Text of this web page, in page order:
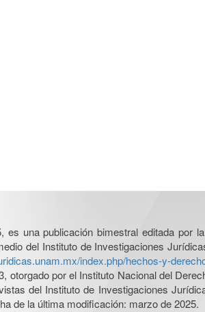
una publicación bimestral editada por
del Instituto de Investigaciones
index.php/hechos-y-
otorgado por el Instituto Nacional del
del Instituto de Investigaciones
de la última modificación: marzo de 2025.